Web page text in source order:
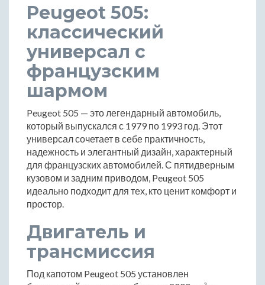
Peugeot 505:
классический
универсал с
французским
шармом
Peugeot 505 — это легендарный автомобиль,
который выпускался с 1979 по 1993 год. Этот
универсал сочетает в себе практичность,
надежность и элегантный дизайн, характерный
для французских автомобилей. С пятидверным
кузовом и задним приводом, Peugeot 505
идеально подходит для тех, кто ценит комфорт и
простор.
Двигатель и
трансмиссия
Под капотом Peugeot 505 установлен